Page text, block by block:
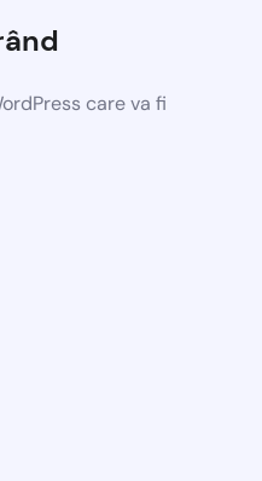
care va fi